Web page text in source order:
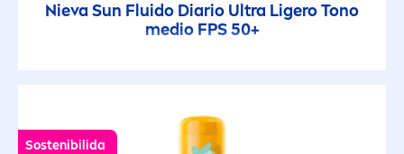
NievaSun Fluido Diario Ultra Ligero Tono
medio FPS 50+
Sostenibilida